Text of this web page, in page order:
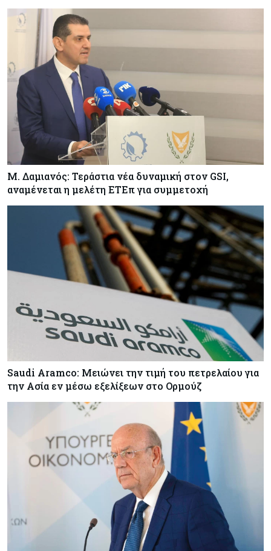
Μ. Δαμιανός: Τεράστια νέα δυναμική στον GSI,
αναμένεται η μελέτη ΕΤΕπ για συμμετοχή
Saudi Aramco: Μειώνει την τιμή του πετρελαίου για
την Ασία εν μέσω εξελίξεων στο Ορμούζ